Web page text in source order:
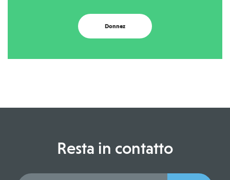
Donnez
Resta in contatto